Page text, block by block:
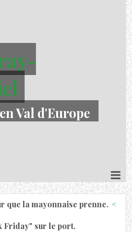
Val d'Europe
que la mayonnaise prenne.
Friday" sur le port.